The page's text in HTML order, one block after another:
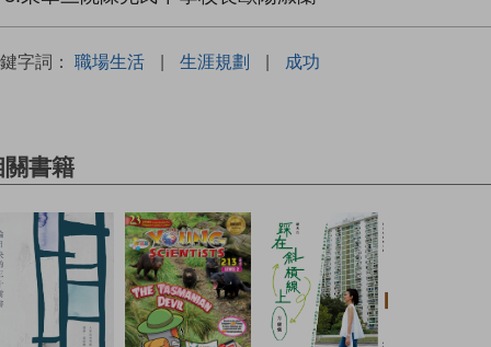
字詞： 職場生活 | 生涯規劃 | 成功
關書籍